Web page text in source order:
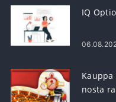
IQ
nosta